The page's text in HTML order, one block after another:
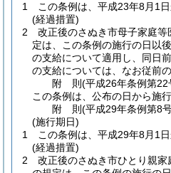
1
この条例は、平成23年8月1日
(経過措置)
2
改正後のさぬき市母子家庭
定は、この条例の施行の日以
の支給について適用し、同日
の支給については、なお従前の
附 則(平成26年条例第22
この条例は、公布の日から施行
附 則(平成29年条例第8
(施行期日)
1
この条例は、平成29年8月1日
(経過措置)
2
改正後のさぬき市ひとり親